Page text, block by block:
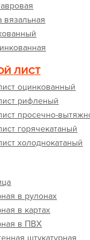
вязальная
ЛИСТ
оцинкованный
рифленый
просечно-
горячекатаный
холоднокатаный
в рулонах
в картах
в ПВХ
штукатурная